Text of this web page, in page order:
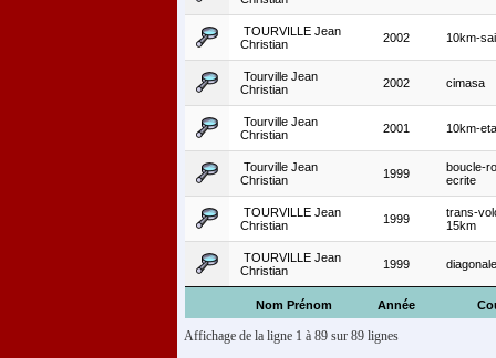
Nom Prénom Année
TOURVILLE Jean
Christian
2002 10km-
Tourville Jean
Christian
2002 cimasa
Tourville Jean
Christian
2001 10km-
Tourville Jean
Christian
1999
boucle-
ecrite
TOURVILLE Jean
Christian
1999
trans-
15km
TOURVILLE Jean
Christian
1999 diagonale
Affichage de la ligne 1 à 89 sur 89 lignes